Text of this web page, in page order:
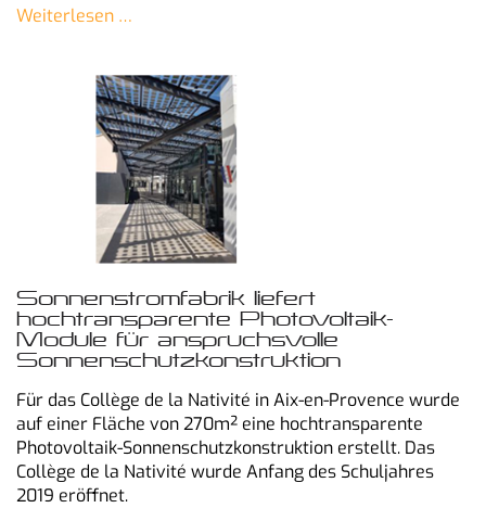
Weiterlesen …
Sonnenstromfabrik liefert
hochtransparente Photovoltaik-
Module für anspruchsvolle
Sonnenschutzkonstruktion
Für das Collège de la Nativité in Aix-en-Provence wurde
auf einer Fläche von 270m² eine hochtransparente
Photovoltaik-Sonnenschutzkonstruktion erstellt. Das
Collège de la Nativité wurde Anfang des Schuljahres
2019 eröffnet.